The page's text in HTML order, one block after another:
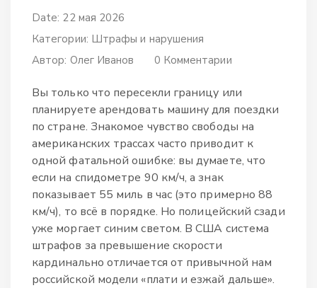
Date: 22 мая 2026
Категории: Штрафы и нарушения
Автор: Олег Иванов 0 Комментарии
Вы только что пересекли границу или
планируете арендовать машину для поездки
по стране. Знакомое чувство свободы на
американских трассах часто приводит к
одной фатальной ошибке: вы думаете, что
если на спидометре 90 км/ч, а знак
показывает 55 миль в час (это примерно 88
км/ч), то всё в порядке. Но полицейский сзади
уже моргает синим светом. В США система
штрафов за превышение скорости
кардинально отличается от привычной нам
российской модели «плати и езжай дальше».